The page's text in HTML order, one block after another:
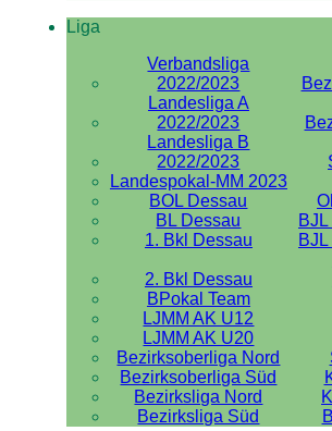
Liga
Verbandsliga
2022/2023
Landesliga A
2022/2023
Landesliga B
2022/2023
Landespokal-MM 2023
BOL Dessau
BL Dessau
1. Bkl Dessau
2. Bkl Dessau
BPokal Team
LJMM AK U12
LJMM AK U20
Bezirksoberliga Nord
Bezirksoberliga Süd
Bezirksliga Nord
Bezirksliga Süd